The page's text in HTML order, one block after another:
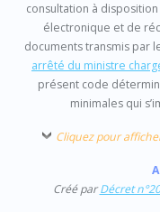
consultation à
électronique et de
documents transmis par
arrêté du ministre
présent code
minimales qui
Cliquez pour
Créé parDécret